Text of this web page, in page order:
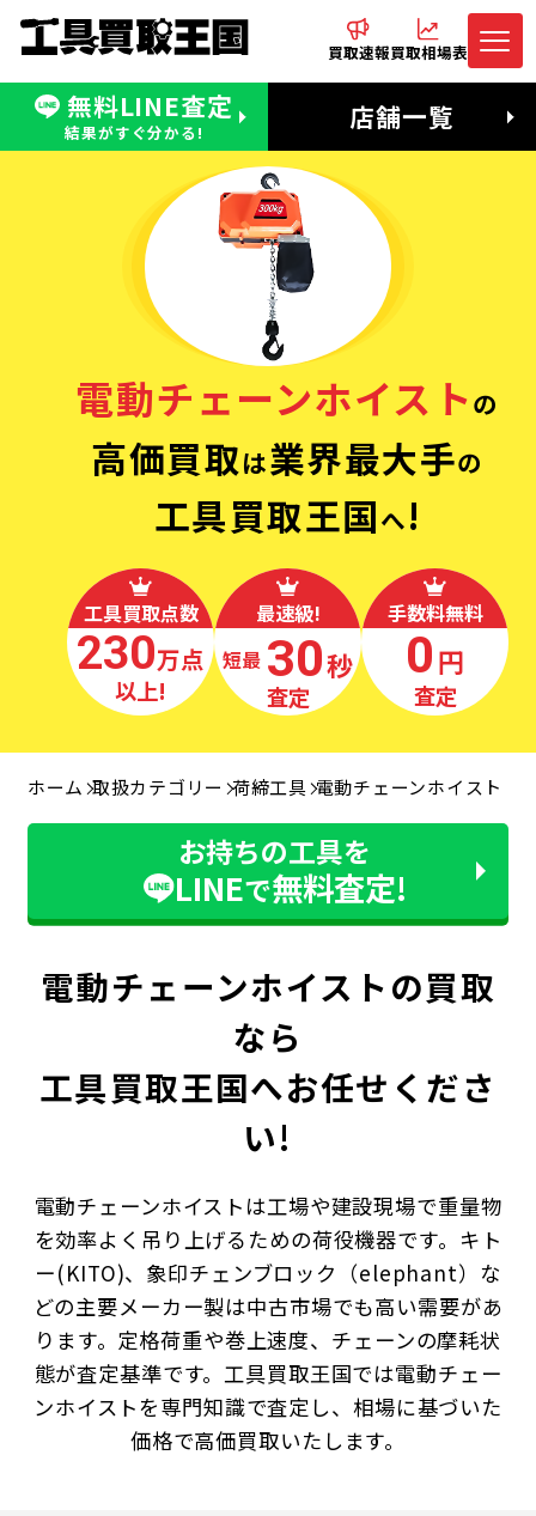
買取速報買取相場表
無料LINE査定
結果がすぐ分かる! 店舗一覧
無料LINE査定
受付：11:00〜19:00 木曜定休日
電話でお問合わせ
営業時間：11:00〜20:00
電動チェーンホイストの
高価買取は業界最大手の
工具買取王国へ!
工具買取点数
230万点
以上!
最速級!
最短 30秒
査定
手数料無料
0円
査定
ホーム 取扱カテゴリー 荷締工具 電動チェーンホイスト
お持ちの工具を
LINEで無料査定!
電動チェーンホイストの買取
なら
工具買取王国へお任せくださ
い!
電動チェーンホイストは工場や建設現場で重量物
を効率よく吊り上げるための荷役機器です。キト
ー(KITO)、象印チェンブロック（elephant）な
どの主要メーカー製は中古市場でも高い需要があ
ります。定格荷重や巻上速度、チェーンの摩耗状
態が査定基準です。工具買取王国では電動チェー
ンホイストを専門知識で査定し、相場に基づいた
価格で高価買取いたします。